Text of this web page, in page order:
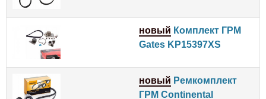
новый Комплект ГРМ
Gates KP15397XS
новый Ремкомплект
ГРМ Continental